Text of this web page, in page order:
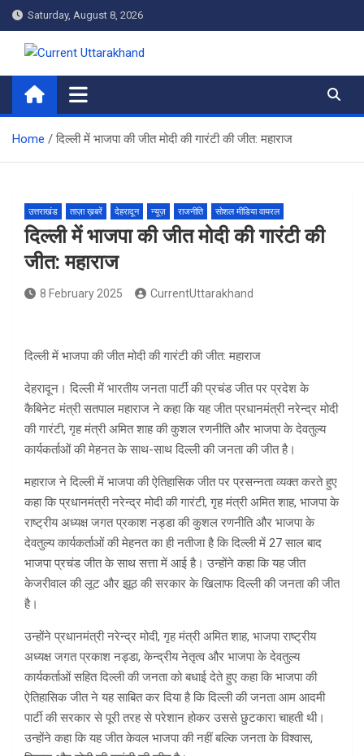
Skip
to
content
Saturday, August 8, 2026
Current Uttarakhand
Home दिल्ली में भाजपा की जीत मोदी की गारंटी की जीत: महाराज
उत्तराखंड ताज़ा ख़बरें देहरादून न्यूज़ राजनीति सोशल मीडिया वायरल
दिल्ली में भाजपा की जीत मोदी की गारंटी की
जीत: महाराज
8 February 2025 CurrentUttarakhand
दिल्ली में भाजपा की जीत मोदी की गारंटी की जीत: महाराज
देहरादून। दिल्ली में भारतीय जनता पार्टी की प्रचंड जीत पर प्रदेश के
कैबिनेट मंत्री सतपाल महाराज ने कहा कि यह जीत प्रधानमंत्री नरेन्द्र मोदी
की गारंटी, गृह मंत्री अमित शाह की कुशल रणनीति और भाजपा के देवतुल्य
कार्यकर्ताओं की मेहनत के साथ-साथ दिल्ली की जनता की जीत है।
महाराज ने दिल्ली में भाजपा की ऐतिहासिक जीत पर प्रसन्नता व्यक्त करते हुए
कहा कि प्रधानमंत्री नरेन्द्र मोदी की गारंटी, गृह मंत्री अमित शाह, भाजपा के
राष्ट्रीय अध्यक्ष जगत प्रकाश नड्डा की कुशल रणनीति और भाजपा के
देवतुल्य कार्यकर्ताओं की मेहनत का ही नतीजा है कि दिल्ली में 27 साल बाद
भाजपा प्रचंड जीत के साथ सत्ता में आई है। उन्होंने कहा कि यह जीत
केजरीवाल की लूट और झूठ की सरकार के खिलाफ दिल्ली की जनता की जीत
है।
उन्होंने प्रधानमंत्री नरेन्द्र मोदी, गृह मंत्री अमित शाह, भाजपा राष्ट्रीय
अध्यक्ष जगत प्रकाश नड्डा, केन्द्रीय नेतृत्व और भाजपा के देवतुल्य
कार्यकर्ताओं सहित दिल्ली की जनता को बधाई देते हुए कहा कि भाजपा की
ऐतिहासिक जीत ने यह साबित कर दिया है कि दिल्ली की जनता आम आदमी
पार्टी की सरकार से पूरी तरह से परेशान होकर उससे छुटकारा चाहती थी।
उन्होंने कहा कि यह जीत केवल भाजपा की नहीं बल्कि जनता के विश्वास,